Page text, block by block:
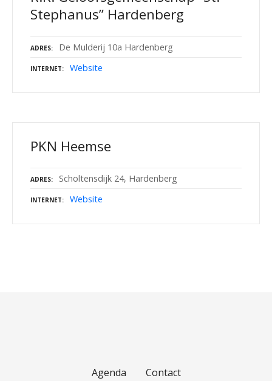
Stephanus” Hardenberg
ADRES De Mulderij 10a Hardenberg
INTERNET Website
PKN Heemse
ADRES Scholtensdijk 24, Hardenberg
INTERNET Website
Agenda Contact